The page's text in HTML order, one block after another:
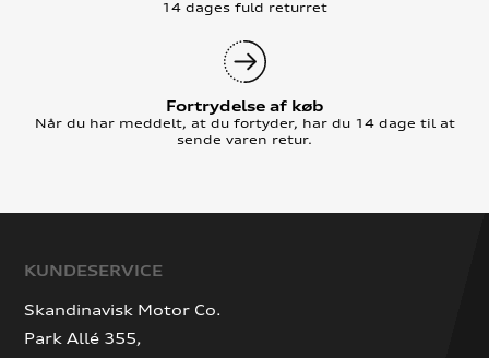
14 dages fuld returret
Fortrydelse af køb
Når du har meddelt, at du fortyder, har du 14 dage til at
sende varen retur.
KUNDESERVICE
Skandinavisk Motor Co.
Park Allé 355,